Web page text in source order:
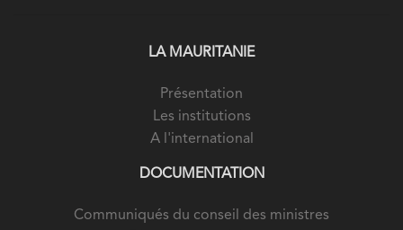
LA MAURITANIE
Présentation
Les institutions
A l'international
DOCUMENTATION
Communiqués du conseil des ministres